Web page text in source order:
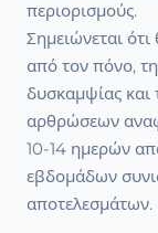
περιορισμούς.
Σημειώνεται
από τον πόνο,
δυσκαμψίας και
αρθρώσεων
10-14 ημερών
εβδομάδων
αποτελεσμάτων.